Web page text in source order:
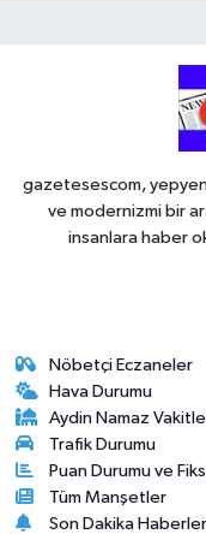
gazetesescom,
ve modernizmi bir
insanlara haber
Nöbetçi Eczaneler
Hava Durumu
Aydin Namaz
Trafik Durumu
Puan Durumu ve
Tüm Manşetler
Son Dakika